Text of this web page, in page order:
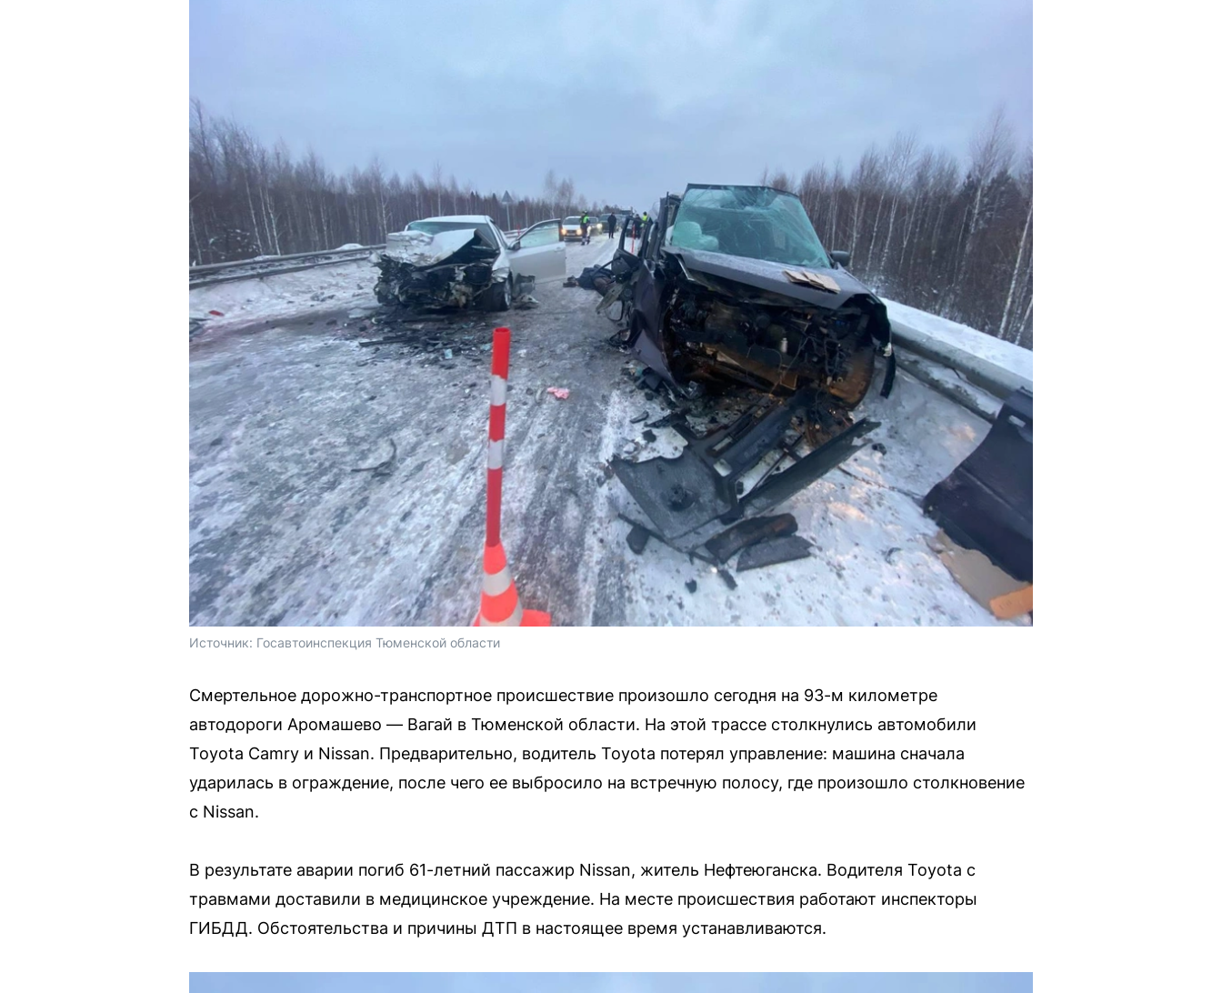
Источник: Госавтоинспекция Тюменской области
Смертельное дорожно-транспортное происшествие произошло сегодня на 93-м километре
автодороги Аромашево — Вагай в Тюменской области. На этой трассе столкнулись автомобили
Toyota Camry и Nissan. Предварительно, водитель Toyota потерял управление: машина сначала
ударилась в ограждение, после чего ее выбросило на встречную полосу, где произошло столкновение
с Nissan.
В результате аварии погиб 61-летний пассажир Nissan, житель Нефтеюганска. Водителя Toyota с
травмами доставили в медицинское учреждение. На месте происшествия работают инспекторы
ГИБДД. Обстоятельства и причины ДТП в настоящее время устанавливаются.